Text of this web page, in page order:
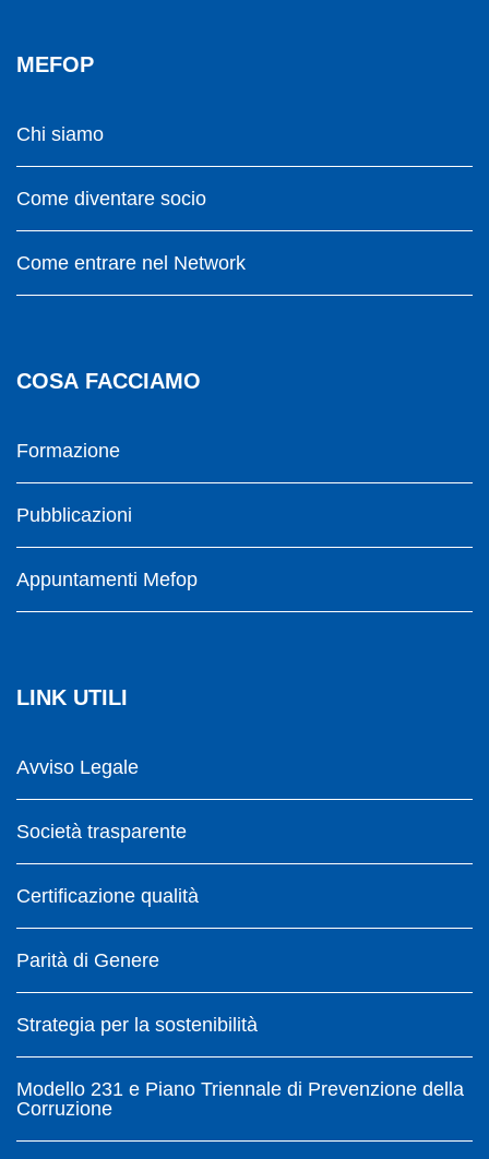
MEFOP
Chi siamo
Come diventare socio
Come entrare nel Network
COSA FACCIAMO
Formazione
Pubblicazioni
Appuntamenti Mefop
LINK UTILI
Avviso Legale
Società trasparente
Certificazione qualità
Parità di Genere
Strategia per la sostenibilità
Modello 231 e Piano Triennale di Prevenzione della
Corruzione